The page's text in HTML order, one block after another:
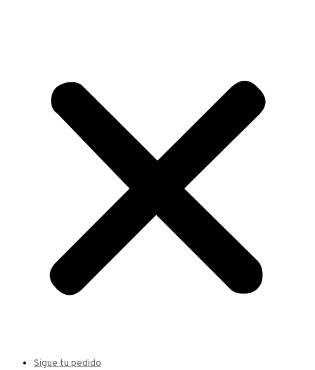
Sigue tu pedido